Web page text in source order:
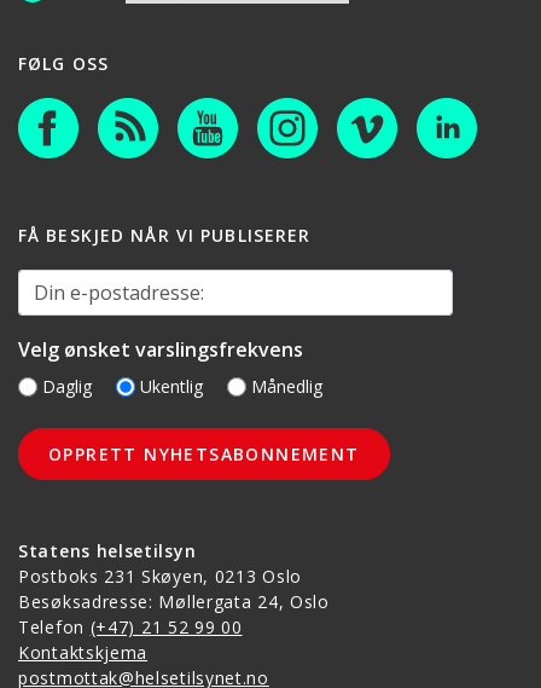
Statens helsetilsyn
Postboks 231 Skøyen, 0213 Oslo
Besøksadresse: Møllergata 24, Oslo
Telefon (+47) 21 52 99 00
Kontaktskjema
postmottak@helsetilsynet.no
FØLG OSS
FÅ BESKJED NÅR VI PUBLISERER
Din e-postadresse:
Velg ønsket varslingsfrekvens
Daglig Ukentlig Månedlig